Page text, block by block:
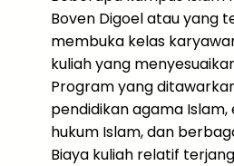
Boven Digoel atau yang
membuka kelas
kuliah yang
Program yang
pendidikan agama Islam,
hukum Islam, dan
Biaya kuliah relatif